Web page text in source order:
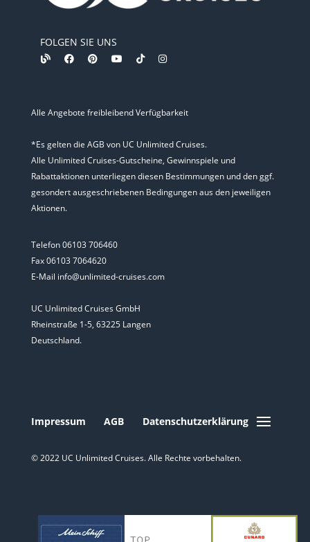
FOLGEN SIE UNS
Alle Angebote freibleibend Verfügbarkeit
*Es gelten die AGB von UC Unlimited Cruises.
Alle Unlimited Cruises-Gutscheine, Gewinnspiele und
Rabattaktionen unterliegen diesen Bestimmungen und den ggf.
gesondert ausgeschriebenen Bedingungen aus den jeweiligen
Aktionen.
Telefon 06103 706460
Fax 06103 7064620
E-Mail info@unlimited-cruises.com
UC Unlimited Cruises GmbH
Rheinstraße 1-5, 63225 Langen
Deutschland.
Impressum AGB Datenschutzerklärung
© 2022 UC Unlimited Cruises. Alle Rechte vorbehalten.